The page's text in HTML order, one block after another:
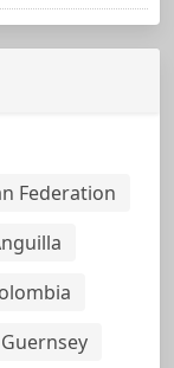
Federation
Guernsey